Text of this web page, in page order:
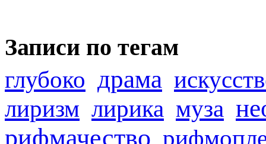
Записи по тегам
глубоко драма
лиризм лирика муза
рифмачество